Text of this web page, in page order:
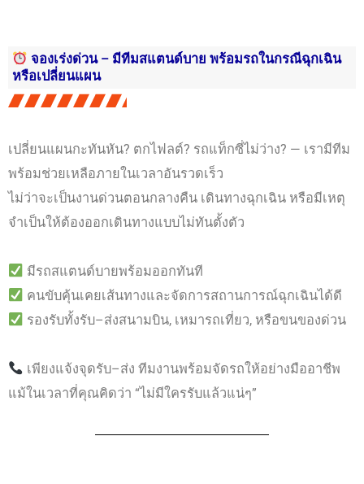
จองเร่งด่วน – มีทีมสแตนด์บาย พร้อมรถในกรณีฉุกเฉิน
หรือเปลี่ยนแผน
เปลี่ยนแผนกะทันหัน? ตกไฟลต์? รถแท็กซี่ไม่ว่าง? — เรามีทีม
พร้อมช่วยเหลือภายในเวลาอันรวดเร็ว
ไม่ว่าจะเป็นงานด่วนตอนกลางคืน เดินทางฉุกเฉิน หรือมีเหตุ
จำเป็นให้ต้องออกเดินทางแบบไม่ทันตั้งตัว
มีรถสแตนด์บายพร้อมออกทันที
คนขับคุ้นเคยเส้นทางและจัดการสถานการณ์ฉุกเฉินได้ดี
รองรับทั้งรับ–ส่งสนามบิน, เหมารถเที่ยว, หรือขนของด่วน
เพียงแจ้งจุดรับ–ส่ง ทีมงานพร้อมจัดรถให้อย่างมืออาชีพ
แม้ในเวลาที่คุณคิดว่า “ไม่มีใครรับแล้วแน่ๆ”